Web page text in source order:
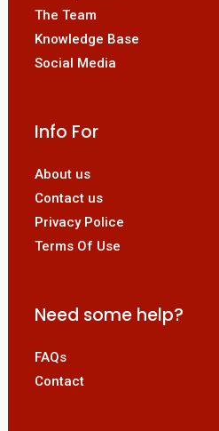
The Team
Knowledge Base
Social Media
Info For
About us
Contact us
Privacy Police
Terms Of Use
Need some help?
FAQs
Contact